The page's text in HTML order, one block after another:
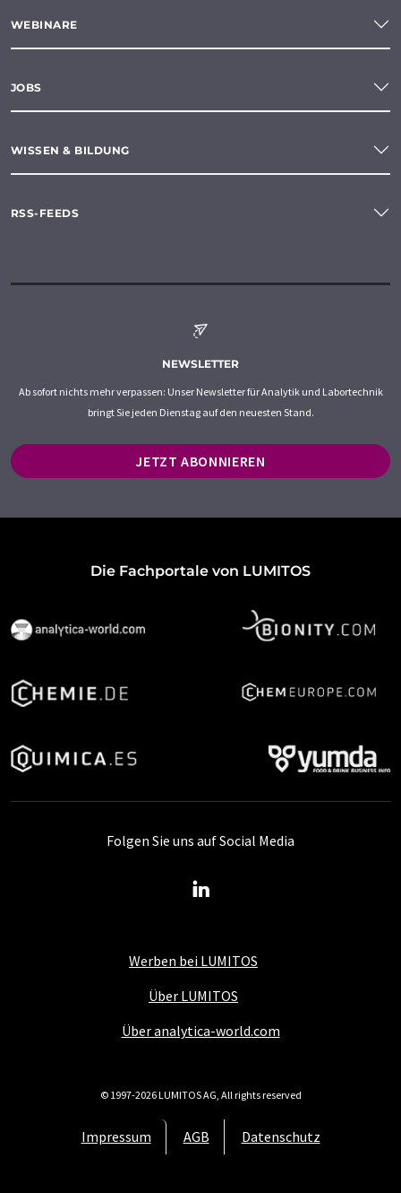
WEBINARE
JOBS
WISSEN & BILDUNG
RSS-FEEDS
NEWSLETTER
Ab sofort nichts mehr verpassen: Unser Newsletter für Analytik und Labortechnik
bringt Sie jeden Dienstag auf den neuesten Stand.
JETZT ABONNIEREN
Die Fachportale von LUMITOS
Werben bei LUMITOS
Über LUMITOS
Über analytica-world.com
Impressum AGB Datenschutz
Folgen Sie uns auf Social Media
© 1997-2026 LUMITOS AG, All rights reserved